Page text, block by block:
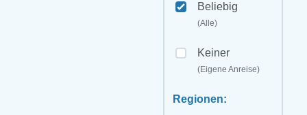
Beliebig
(Alle)
Keiner
(Eigene Anreise)
Regionen: